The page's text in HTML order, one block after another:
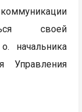
своей
начальника
Управления